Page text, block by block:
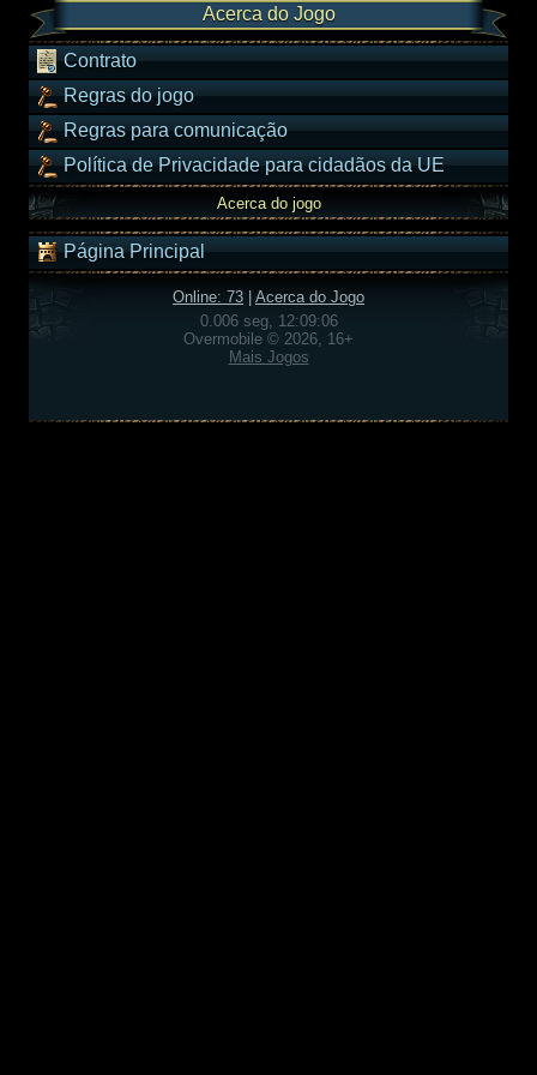
Acerca do Jogo
Contrato
Regras do jogo
Regras para comunicação
Política de Privacidade para cidadãos da UE
Acerca do jogo
Página Principal
Online: 73
Acerca do Jogo
0.006 seg, 12:09:06
Overmobile © 2026, 16+
Mais Jogos